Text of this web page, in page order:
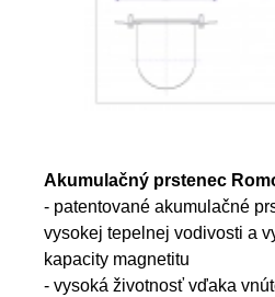
Akumulačný prstenec
- patentované akumulačné
vysokej tepelnej vodivosti a
kapacity magnetitu
- vysoká životnosť vďaka